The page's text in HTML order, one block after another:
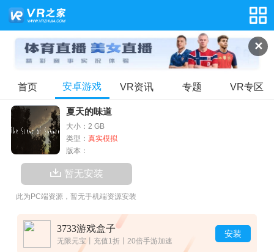
✕
首页 安卓游戏 VR资讯 专题 VR专区
夏天的味道
大小：2 GB
类型： 真实模拟
版本：
暂无安装
此为PC端资源，暂无手机端资源安装
3733游戏盒子
无限元宝丨充值1折丨20倍手游加速
安装